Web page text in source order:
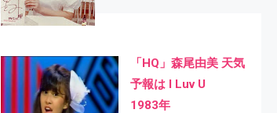
「HQ」森尾由美 天気
予報は I Luv U
1983年